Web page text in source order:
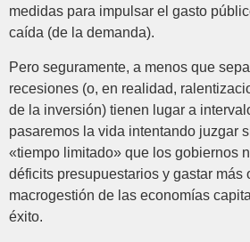
medidas para impulsar el gasto
caída (de la demanda).
Pero seguramente, a menos que
recesiones (o, en realidad,
de la inversión) tienen lugar a
pasaremos la vida intentando juzgar
«tiempo limitado» que los gobiernos
déficits presupuestarios y gastar más
macrogestión de las economías
éxito.